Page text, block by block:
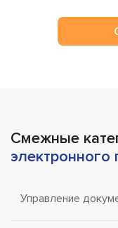
Смежные
Управление